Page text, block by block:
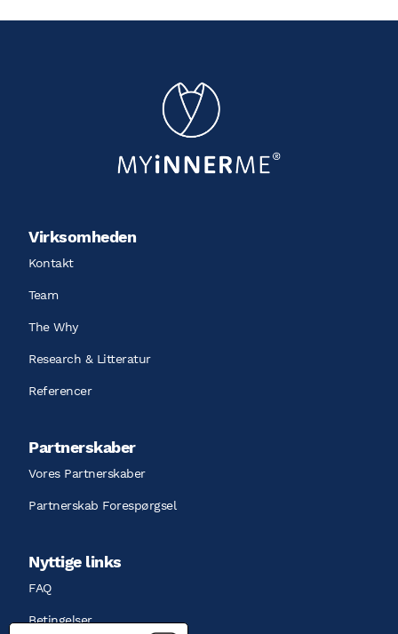
Virksomheden
Kontakt
Team
The Why
Research & Litteratur
Referencer
Partnerskaber
Vores Partnerskaber
Partnerskab Forespørgsel
Nyttige links
FAQ
Betingelser